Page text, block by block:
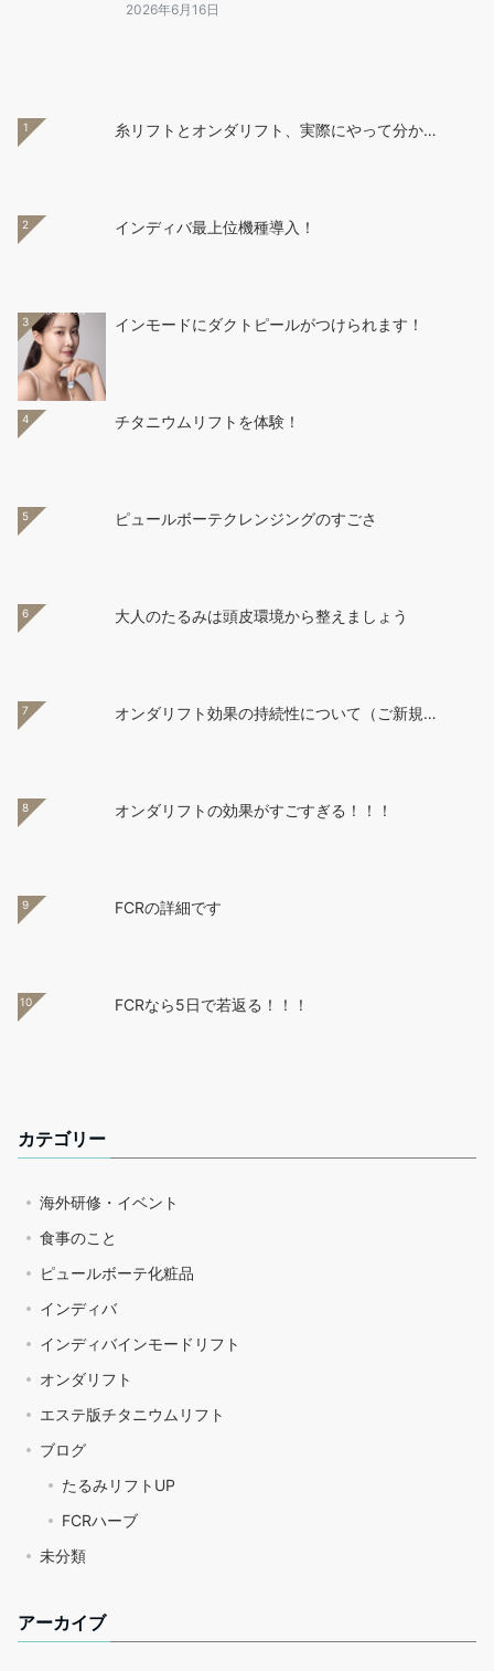
2026年6月16日
1 糸リフトとオンダリフト、実際にやって分か…
2 インディバ最上位機種導入！
3 インモードにダクトピールがつけられます！
4 チタニウムリフトを体験！
5 ピュールボーテクレンジングのすごさ
6 大人のたるみは頭皮環境から整えましょう
7 オンダリフト効果の持続性について（ご新規…
8 オンダリフトの効果がすごすぎる！！！
9 FCRの詳細です
10 FCRなら5日で若返る！！！
カテゴリー
海外研修・イベント
食事のこと
ピュールボーテ化粧品
インディバ
インディバインモードリフト
オンダリフト
エステ版チタニウムリフト
ブログ
たるみリフトUP
FCRハーブ
未分類
アーカイブ